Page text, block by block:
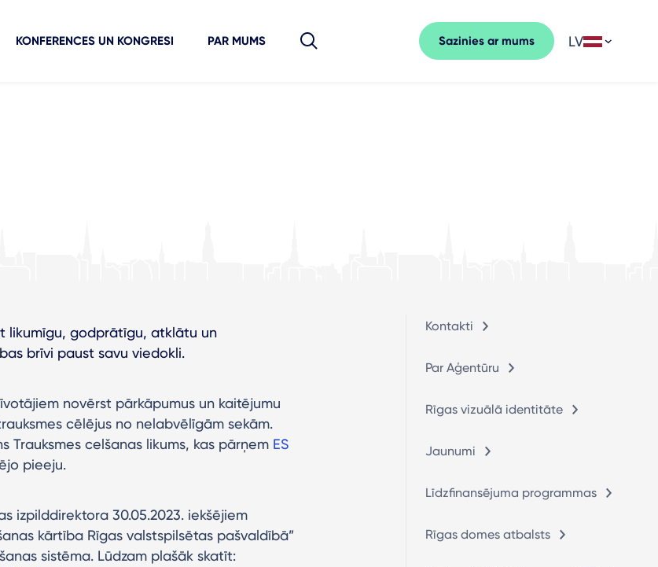
KONFERENCES UN KONGRESI PAR MUMS Sazinies ar mums LV
Kontakti
Par Aģentūru
Rīgas vizuālā identitāte
Jaunumi
Līdzfinansējuma programmas
Rīgas domes atbalsts
likumīgu, godprātīgu, atklātu un
brīvi paust savu viedokli.
novērst pārkāpumus un kaitējumu
cēlējus no nelabvēlīgām sekām.
Trauksmes celšanas likums, kas pārņem ES
pieeju.
izpilddirektora 30.05.2023. iekšējiem
kārtība Rīgas valstspilsētas pašvaldībā”
sistēma. Lūdzam plašāk skatīt: